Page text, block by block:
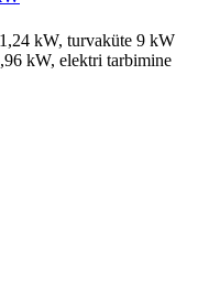
kW, turvaküte 9 kW
kW, elektri tarbimine